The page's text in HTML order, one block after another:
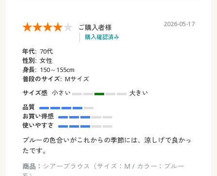
ご購入者様
購入確認済み
2026-05-17
年代: 70代
性別: 女性
身長: 150～155cm
普段のサイズ: Mサイズ
サイズ感 小さい
大きい
品質
お買い得感
使いやすさ
ブルーの色合いがこれからの季節には、涼しげで良かっ
たです。
商品： シアーブラウス（サイズ：M / カラー：ブルー